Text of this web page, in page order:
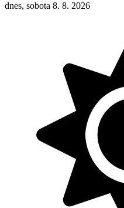
dnes, sobota 8. 8. 2026